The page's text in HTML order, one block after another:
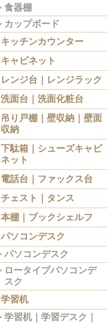
食器棚
カップボード
キッチンカウンター
キャビネット
レンジ台｜レンジラック
洗面台｜洗面化粧台
吊り戸棚｜壁収納｜壁面
収納
下駄箱｜シューズキャビ
ネット
電話台｜ファックス台
チェスト｜タンス
本棚｜ブックシェルフ
パソコンデスク
パソコンデスク
ロータイプパソコンデ
スク
学習机
学習机｜学習デスク｜